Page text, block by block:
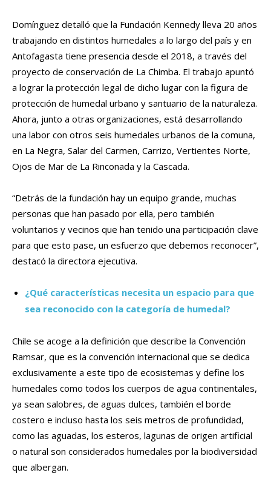
Domínguez detalló que la Fundación Kennedy lleva 20 años
trabajando en distintos humedales a lo largo del país y en
Antofagasta tiene presencia desde el 2018, a través del
proyecto de conservación de La Chimba. El trabajo apuntó
a lograr la protección legal de dicho lugar con la figura de
protección de humedal urbano y santuario de la naturaleza.
Ahora, junto a otras organizaciones, está desarrollando
una labor con otros seis humedales urbanos de la comuna,
en La Negra, Salar del Carmen, Carrizo, Vertientes Norte,
Ojos de Mar de La Rinconada y la Cascada.
“Detrás de la fundación hay un equipo grande, muchas
personas que han pasado por ella, pero también
voluntarios y vecinos que han tenido una participación clave
para que esto pase, un esfuerzo que debemos reconocer”,
destacó la directora ejecutiva.
¿Qué características necesita un espacio para que
sea reconocido con la categoría de humedal?
Chile se acoge a la definición que describe la Convención
Ramsar, que es la convención internacional que se dedica
exclusivamente a este tipo de ecosistemas y define los
humedales como todos los cuerpos de agua continentales,
ya sean salobres, de aguas dulces, también el borde
costero e incluso hasta los seis metros de profundidad,
como las aguadas, los esteros, lagunas de origen artificial
o natural son considerados humedales por la biodiversidad
que albergan.